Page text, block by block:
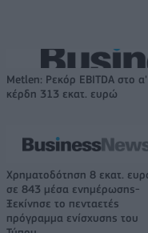
Metlen: Ρεκόρ EBITDA στο
κέρδη 313 εκατ. ευρώ
Χρηματοδότηση 8 εκατ.
σε 843 μέσα ενημέρωσης-
Ξεκίνησε το πενταετές
πρόγραμμα ενίσχυσης του